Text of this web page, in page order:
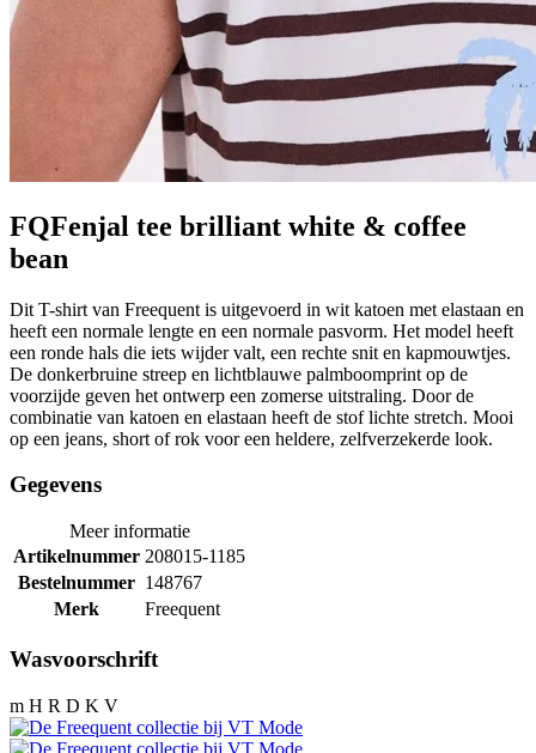
FQFenjal tee brilliant white & coffee
bean
Dit T-shirt van Freequent is uitgevoerd in wit katoen met elastaan en
heeft een normale lengte en een normale pasvorm. Het model heeft
een ronde hals die iets wijder valt, een rechte snit en kapmouwtjes.
De donkerbruine streep en lichtblauwe palmboomprint op de
voorzijde geven het ontwerp een zomerse uitstraling. Door de
combinatie van katoen en elastaan heeft de stof lichte stretch. Mooi
op een jeans, short of rok voor een heldere, zelfverzekerde look.
Gegevens
Meer informatie
Artikelnummer 208015-1185
Bestelnummer 148767
Merk
Freequent
Wasvoorschrift
m H R D K V